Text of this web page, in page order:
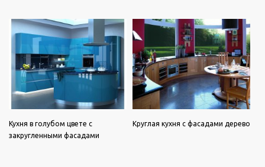
Кухня в голубом цвете с
закругленными фасадами
Круглая кухня с фасадами дерево